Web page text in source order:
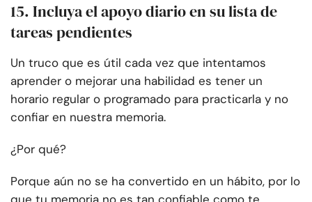
15. Incluya el apoyo diario en su lista de
tareas pendientes
Un truco que es útil cada vez que intentamos
aprender o mejorar una habilidad es tener un
horario regular o programado para practicarla y no
confiar en nuestra memoria.
¿Por qué?
Porque aún no se ha convertido en un hábito, por lo